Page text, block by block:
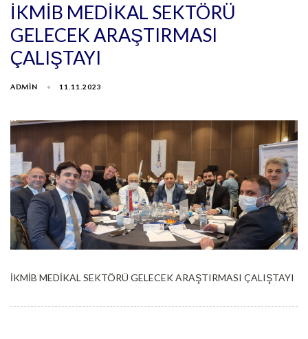
İKMİB MEDİKAL SEKTÖRÜ
GELECEK ARAŞTIRMASI
ÇALIŞTAYI
ADMIN 11.11.2023
İKMİB MEDİKAL SEKTÖRÜ GELECEK ARAŞTIRMASI ÇALIŞTAYI